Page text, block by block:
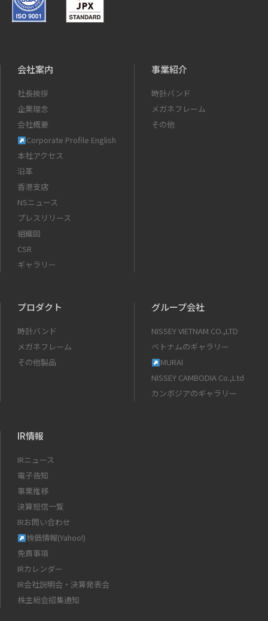
会社案内
社長挨拶
企業理念
会社概要
Corporate Profile English
本社アクセス
沿革
香港支店
NSニュース
プレスリリース
組織図
CSR
ギャラリー
事業紹介
時計バンド
メガネフレーム
その他
プロダクト
時計バンド
メガネフレーム
その他製品
グループ会社
NISSEY VIETNAM CO.,LTD
ベトナムのギャラリー
MURAI
NISSEY CAMBODIA Co.,Ltd
カンボジアのギャラリー
IR情報
IRニュース
電子告知
事業推移
決算短信一覧
IRお問い合わせ
株価情報(Yahoo!)
免責事項
IRカレンダー
IR会社説明会・決算発表会
株主総会招集通知